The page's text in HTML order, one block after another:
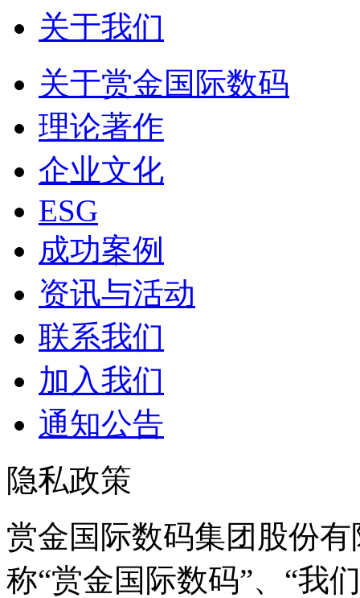
关于我们
关于赏金国际数码
理论著作
企业文化
ESG
成功案例
资讯与活动
联系我们
加入我们
通知公告
隐私政策
赏金国际数码集团股份
称“赏金国际数码”、“